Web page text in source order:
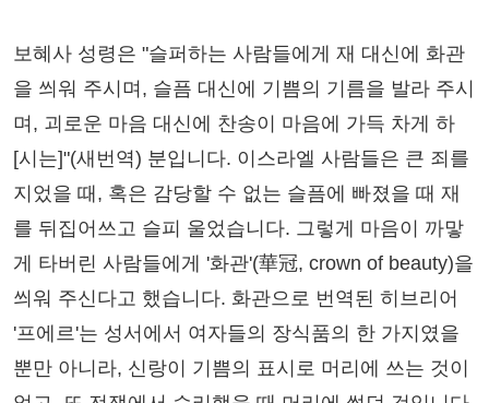
보혜사 성령은 "슬퍼하는 사람들에게 재 대신에 화관
을 씌워 주시며, 슬픔 대신에 기쁨의 기름을 발라 주시
며, 괴로운 마음 대신에 찬송이 마음에 가득 차게 하
[시는]"(새번역) 분입니다. 이스라엘 사람들은 큰 죄를
지었을 때, 혹은 감당할 수 없는 슬픔에 빠졌을 때 재
를 뒤집어쓰고 슬피 울었습니다. 그렇게 마음이 까맣
게 타버린 사람들에게 '화관'(華冠, crown of beauty)을
씌워 주신다고 했습니다. 화관으로 번역된 히브리어
'프에르'는 성서에서 여자들의 장식품의 한 가지였을
뿐만 아니라, 신랑이 기쁨의 표시로 머리에 쓰는 것이